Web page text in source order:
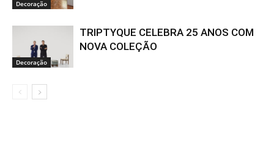
Decoração
Decoração
TRIPTYQUE CELEBRA 25 ANOS COM
NOVA COLEÇÃO